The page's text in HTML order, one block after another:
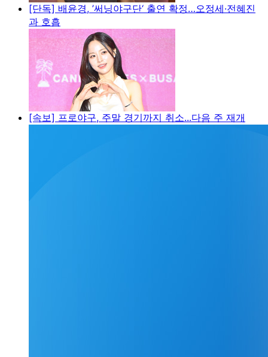
[단독] 배윤경, ’써닝야구단‘ 출연 확정…오정세·전혜진
과 호흡
[속보] 프로야구, 주말 경기까지 취소...다음 주 재개